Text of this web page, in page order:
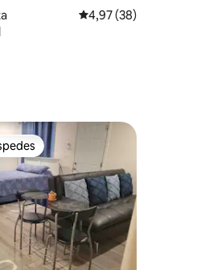
5 estrelas, 14avaliações
Classificação média
4,97 (38)